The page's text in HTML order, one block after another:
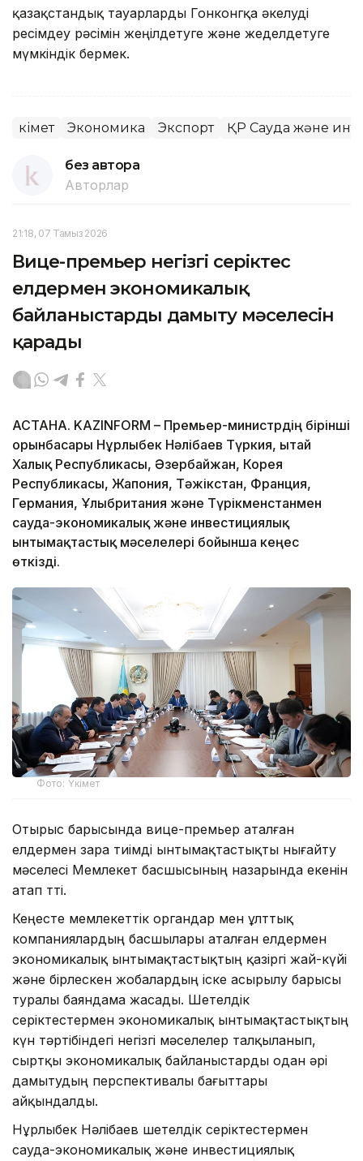
қазақстандық тауарларды Гонконгқа әкелуді
ресімдеу рәсімін жеңілдетуге және жеделдетуге
мүмкіндік бермек.
Үкімет Экономика Экспорт ҚР Сауда және
без автора
Авторлар
21:18, 07 Тамыз 2026
Вице-премьер негізгі серіктес
елдермен экономикалық
байланыстарды дамыту мәселесін
қарады
АСТАНА. KAZINFORM – Премьер-министрдің бірінші
орынбасары Нұрлыбек Нәлібаев Түркия, Қытай
Халық Республикасы, Әзербайжан, Корея
Республикасы, Жапония, Тәжікстан, Франция,
Германия, Ұлыбритания және Түрікменстанмен
сауда-экономикалық және инвестициялық
ынтымақтастық мәселелері бойынша кеңес
өткізді.
Фото: Үкімет
Отырыс барысында вице-премьер аталған
елдермен өзара тиімді ынтымақтастықты нығайту
мәселесі Мемлекет басшысының назарында екенін
атап өтті.
Кеңесте мемлекеттік органдар мен ұлттық
компаниялардың басшылары аталған елдермен
экономикалық ынтымақтастықтың қазіргі жай-күйі
және бірлескен жобалардың іске асырылу барысы
туралы баяндама жасады. Шетелдік
серіктестермен экономикалық ынтымақтастықтың
күн тәртібіндегі негізгі мәселелер талқыланып,
сыртқы экономикалық байланыстарды одан әрі
дамытудың перспективалы бағыттары
айқындалды.
Нұрлыбек Нәлібаев шетелдік серіктестермен
сауда-экономикалық және инвестициялық